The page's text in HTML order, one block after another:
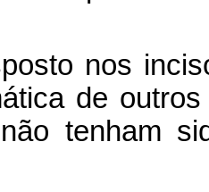
nos
de
tenham